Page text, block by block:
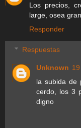
Los precios,
large, osea
Responder
Respuestas
Unknown
la subida de
cerdo, los 3
digno